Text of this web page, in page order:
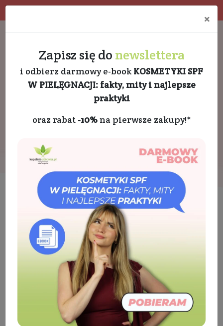
Kosmetyki Twarz
demakijaż
Żel do mycia twarzy
Płyn do mycia twarzy Garden Roses
×
Zapisz się do newslettera
i odbierz darmowy e-book KOSMETYKI SPF
W PIELĘGNACJI: fakty, mity i najlepsze
praktyki
oraz rabat -10%na pierwsze zakupy!*